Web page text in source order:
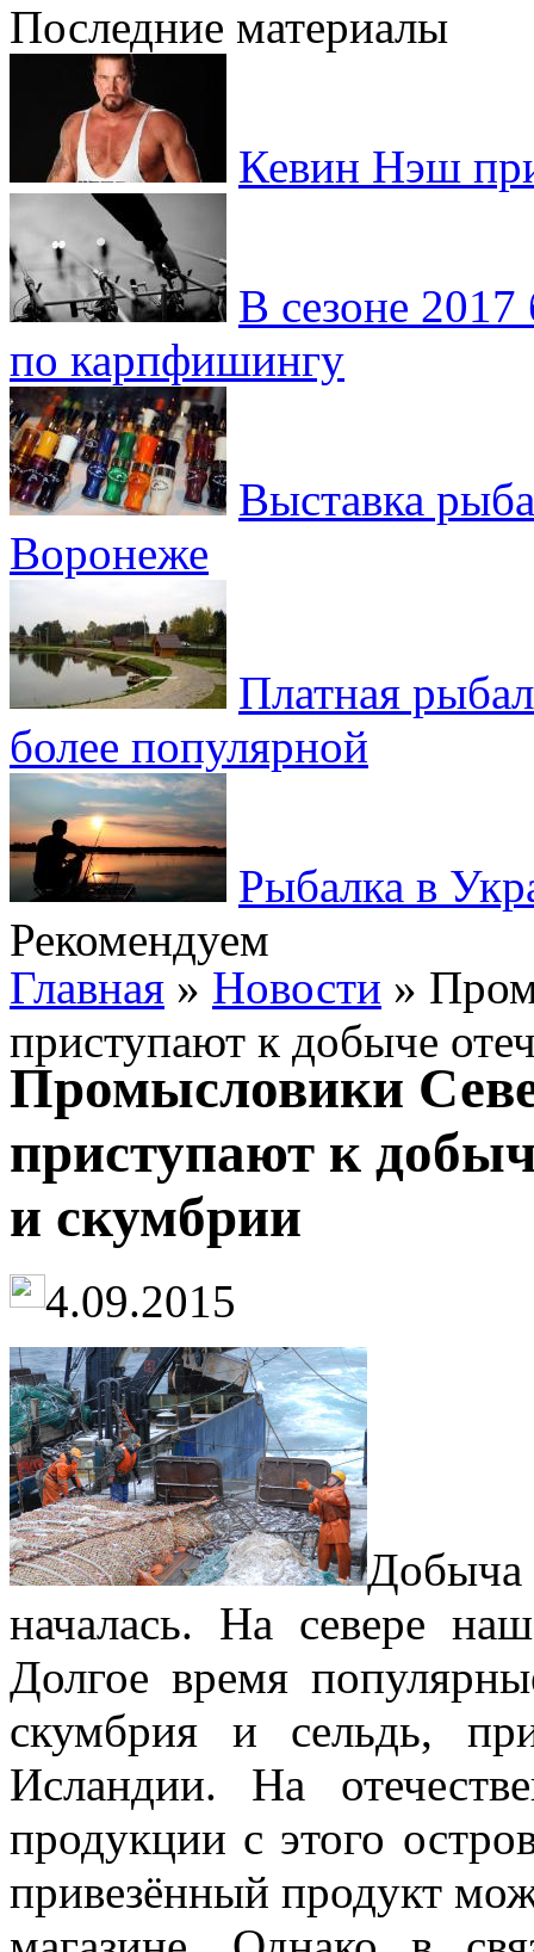
Последние материалы
Кевин Нэш
В сезоне 2017
по карпфишингу
Выставка
Воронеже
Платная
более популярной
Рыбалка в
Рекомендуем
Главная » Новости »
приступают к добыче
Промысловики
приступают к
и скумбрии
4.09.2015
началась. На севере
Долгое время
скумбрия и сельдь,
Исландии. На
продукции с этого
привезённый продукт